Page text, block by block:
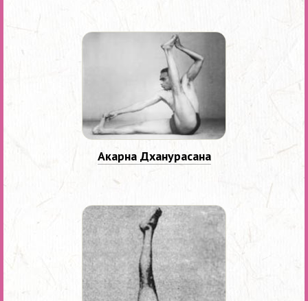
Акарна Дханурасана